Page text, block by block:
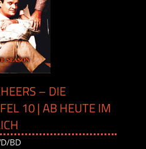
– DIE
10 | AB HEUTE IM
BD